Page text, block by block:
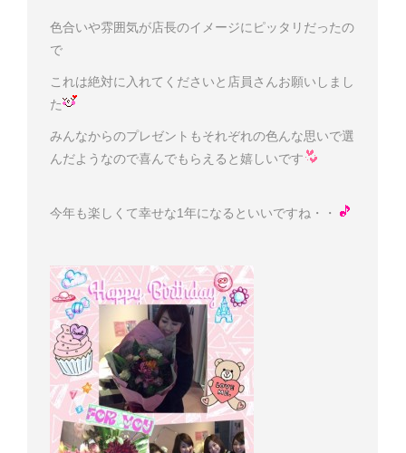
色合いや雰囲気が店長のイメージにピッタリだったの
で
これは絶対に入れてくださいと店員さんお願いしまし
た
みんなからのプレゼントもそれぞれの色んな思いで選
んだようなので喜んでもらえると嬉しいです
今年も楽しくて幸せな1年になるといいですね・・